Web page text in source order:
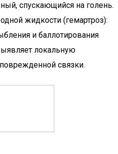
спускающийся на голень.
жидкости (гемартроз):
и баллотирования
локальную
связки.